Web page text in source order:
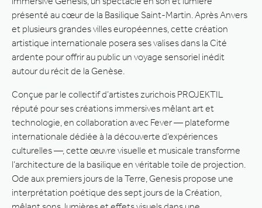
présenté au cœur de la Basilique Saint-Martin. Après Anvers
et plusieurs grandes villes européennes, cette création
artistique internationale posera ses valises dans la Cité
ardente pour offrir au public un voyage sensoriel inédit
autour du récit de la Genèse.
Conçue par le collectif d’artistes zurichois PROJEKTIL
réputé pour ses créations immersives mêlant art et
technologie, en collaboration avec Fever — plateforme
internationale dédiée à la découverte d’expériences
culturelles —, cette œuvre visuelle et musicale transforme
l’architecture de la basilique en véritable toile de projection.
Ode aux premiers jours de la Terre, Genesis propose une
interprétation poétique des sept jours de la Création,